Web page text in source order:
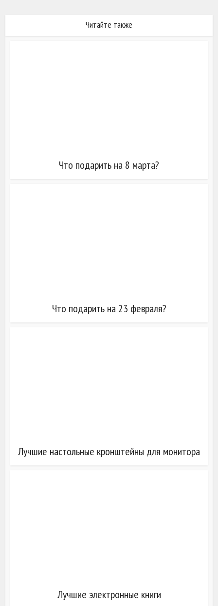
Читайте также
Что подарить на 8 марта?
Что подарить на 23 февраля?
Лучшие настольные кронштейны для монитора
Лучшие электронные книги